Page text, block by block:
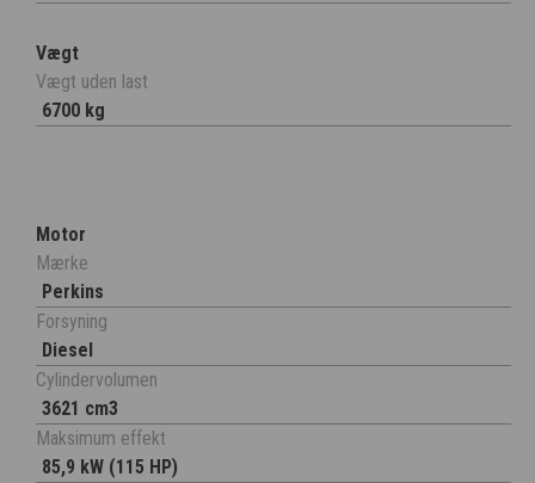
Vægt
Vægt uden last
6700 kg
Motor
Mærke
Perkins
Forsyning
Diesel
Cylindervolumen
3621 cm3
Maksimum effekt
85,9 kW (115 HP)